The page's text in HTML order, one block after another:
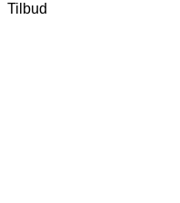
Tilbud